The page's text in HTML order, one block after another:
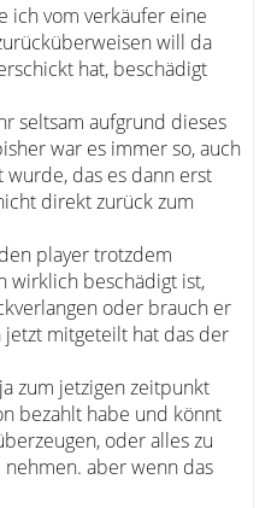
ich vom verkäufer eine
will da
hat, beschädigt
seltsam aufgrund dieses
war es immer so, auch
das es dann erst
direkt zurück zum
player trotzdem
wirklich beschädigt ist,
oder brauch er
mitgeteilt hat das der
zum jetzigen zeitpunkt
bezahlt habe und könnt
oder alles zu
aber wenn das